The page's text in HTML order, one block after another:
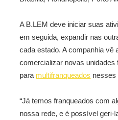
A B.LEM deve iniciar suas
em seguida, expandir nas
cada estado. A companhia vê
comercializar novas unidades
para multifranqueados nesses
“Já temos franqueados com
nossa rede, e é possível geri-